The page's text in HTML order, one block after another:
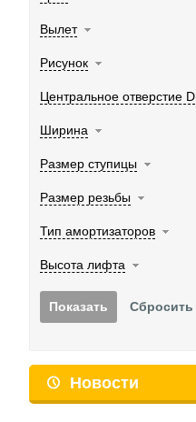
Вылет
Рисунок
Центральное отверстие D
Ширина
Размер ступицы
Размер резьбы
Тип амортизаторов
Высота лифта
Новости